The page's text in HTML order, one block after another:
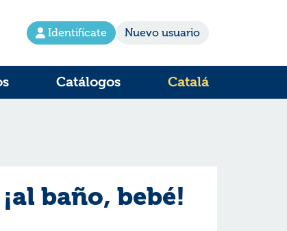
Identifícate Nuevo usuario
Catálogos Catalá
baño, bebé!